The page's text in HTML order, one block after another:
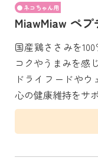
ネコちゃん用
MiawMiaw ペ
国産鶏ささみを
コクやうまみを感
ドライフードや
心の健康維持をサ